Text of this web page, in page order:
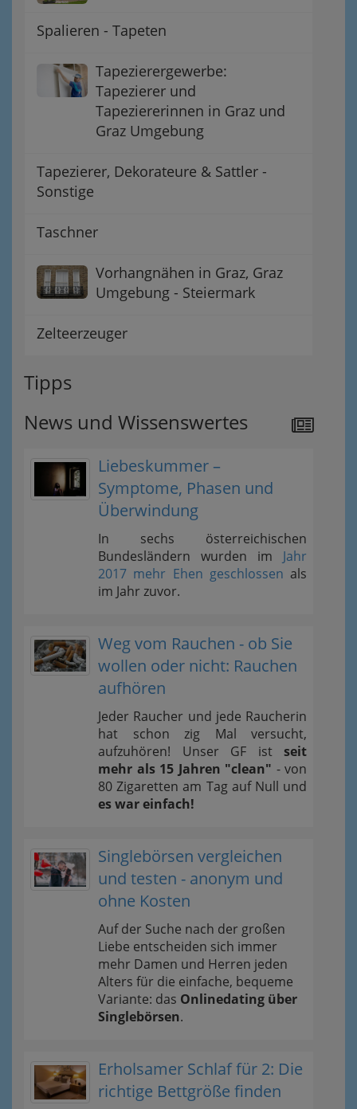
Spalieren - Tapeten
Tapezierergewerbe:
Tapezierer und
Tapeziererinnen in Graz und
Graz Umgebung
Tapezierer, Dekorateure & Sattler -
Sonstige
Taschner
Vorhangnähen in Graz, Graz
Umgebung - Steiermark
Zelteerzeuger
Tipps
News und Wissenswertes
Liebeskummer –
Symptome, Phasen und
Überwindung
In sechs österreichischen
Bundesländern wurden im Jahr
2017 mehr Ehen geschlossen als
im Jahr zuvor.
Weg vom Rauchen - ob Sie
wollen oder nicht: Rauchen
aufhören
Jeder Raucher und jede Raucherin
hat schon zig Mal versucht,
aufzuhören! Unser GF ist seit
mehr als 15 Jahren "clean" - von
80 Zigaretten am Tag auf Null und
es war einfach!
Singlebörsen vergleichen
und testen - anonym und
ohne Kosten
Auf der Suche nach der großen
Liebe entscheiden sich immer
mehr Damen und Herren jeden
Alters für die einfache, bequeme
Variante: das Onlinedating über
Singlebörsen.
Erholsamer Schlaf für 2: Die
richtige Bettgröße finden